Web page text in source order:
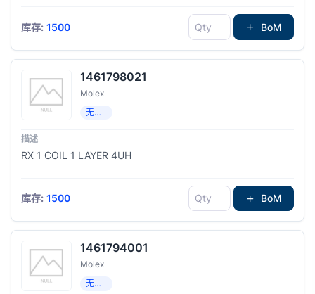
库存: 1500 BoM
1461798021
Molex
无线充电线圈
RX 1 COIL 1 LAYER 4UH
库存: 1500 BoM
1461794001
Molex
无线充电线圈